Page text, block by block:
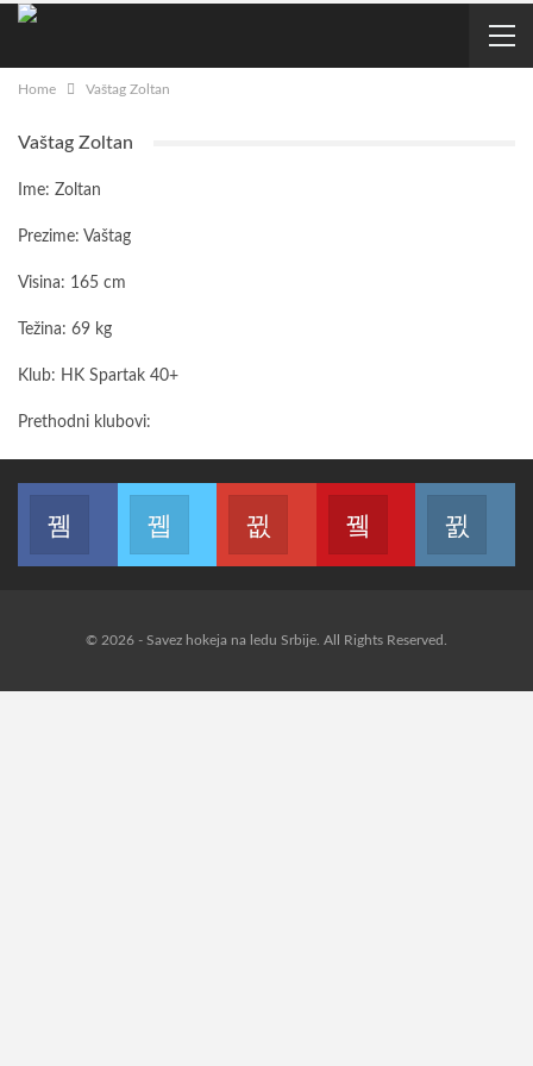
Home Vaštag Zoltan
Vaštag Zoltan
Ime: Zoltan
Prezime: Vaštag
Visina: 165 cm
Težina: 69 kg
Klub: HK Spartak 40+
Prethodni klubovi:
Join us on FacebookJoin us on TwitterJoin us on GoogleJoin us on
© 2026 - Savez hokeja na ledu Srbije. All Rights Reserved.